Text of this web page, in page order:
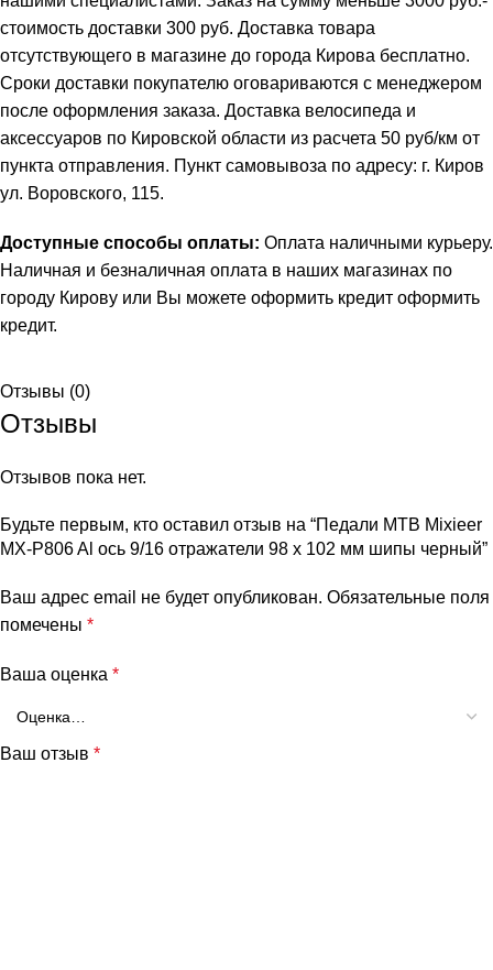
стоимость доставки 300 руб. Доставка товара
отсутствующего в магазине до города Кирова бесплатно.
Сроки доставки покупателю оговариваются с менеджером
после оформления заказа. Доставка велосипеда и
аксессуаров по Кировской области из расчета 50 руб/км от
пункта отправления. Пункт самовывоза по адресу: г. Киров
ул. Воровского, 115.
Доступные способы оплаты: Оплата наличными курьеру.
Наличная и безналичная оплата в наших магазинах по
городу Кирову или Вы можете оформить кредит оформить
кредит.
Отзывы (0)
Отзывы
Отзывов пока нет.
Будьте первым, кто оставил отзыв на “Педали МТВ Mixieer
MX-P806 Al ось 9/16 отражатели 98 х 102 мм шипы черный”
Ваш адрес email не будет опубликован. Обязательные поля
помечены *
Ваша оценка *
Ваш отзыв *